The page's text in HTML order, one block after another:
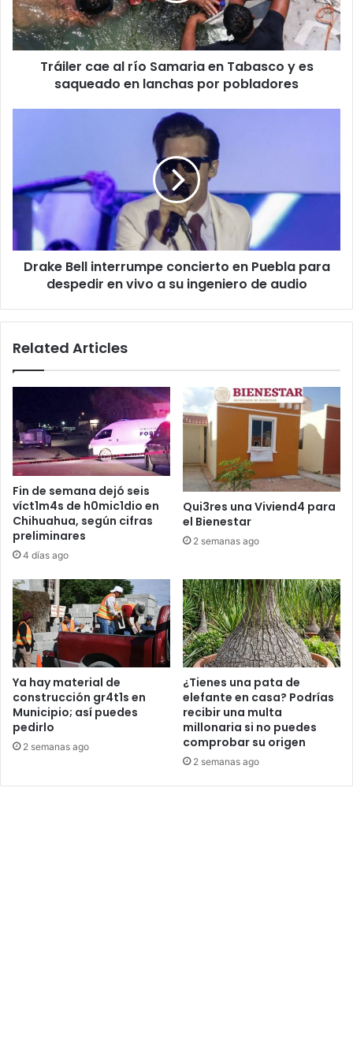
Tabasco
y
es
saqueadoTráiler cae al río Samaria en Tabasco y es
saqueado en lanchas por pobladores
en
Puebla
despedir
en
vivo
audio
Drake Bell interrumpe concierto en Puebla para
despedir en vivo a su ingeniero de audio
Related Articles
Fin de semana dejó seis
víct1m4s de h0mic1dio en
Chihuahua, según cifras
preliminares
4 días ago
Qui3res una Viviend4 para
el Bienestar
2 semanas ago
Ya hay material de
construcción gr4t1s en
Municipio; así puedes
pedirlo
2 semanas ago
¿Tienes una pata de
elefante en casa? Podrías
recibir una multa
millonaria si no puedes
comprobar su origen
2 semanas ago